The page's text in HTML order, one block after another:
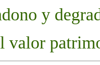
y
valor